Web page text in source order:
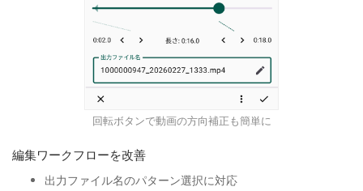
回転ボタンで動画の方向補正も簡単に
編集ワークフローを改善
出力ファイル名のパターン選択に対応